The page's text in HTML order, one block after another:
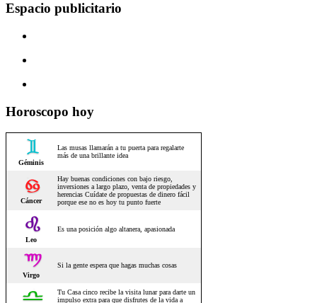
Espacio publicitario
Horoscopo hoy